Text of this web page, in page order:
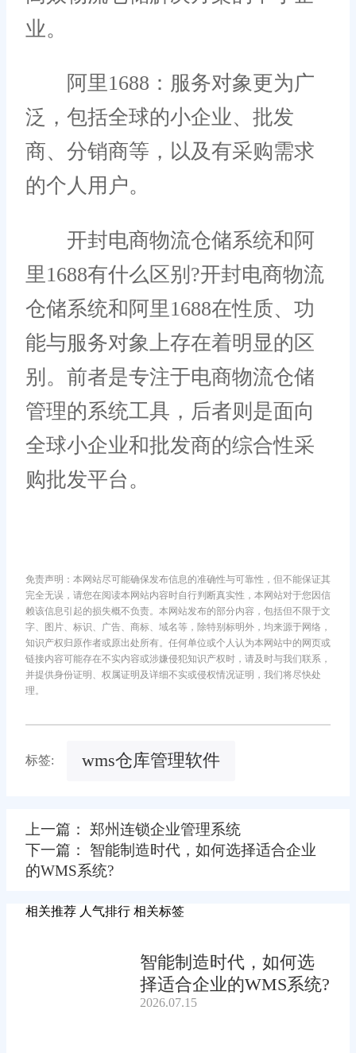
业。
阿里1688：服务对象更为广
泛，包括全球的小企业、批发
商、分销商等，以及有采购需求
的个人用户。
开封电商物流仓储系统和阿
里1688有什么区别?开封电商物流
仓储系统和阿里1688在性质、功
能与服务对象上存在着明显的区
别。前者是专注于电商物流仓储
管理的系统工具，后者则是面向
全球小企业和批发商的综合性采
购批发平台。
免责声明：本网站尽可能确保发布信息的准确性与可靠性，但不能保证其
完全无误，请您在阅读本网站内容时自行判断真实性，本网站对于您因信
赖该信息引起的损失概不负责。本网站发布的部分内容，包括但不限于文
字、图片、标识、广告、商标、域名等，除特别标明外，均来源于网络，
知识产权归原作者或原出处所有。任何单位或个人认为本网站中的网页或
链接内容可能存在不实内容或涉嫌侵犯知识产权时，请及时与我们联系，
并提供身份证明、权属证明及详细不实或侵权情况证明，我们将尽快处
理。
标签: wms仓库管理软件
上一篇： 郑州连锁企业管理系统
下一篇： 智能制造时代，如何选择适合企业
的WMS系统?
相关推荐 人气排行 相关标签
智能制造时代，如何选
择适合企业的WMS系统?
2026.07.15